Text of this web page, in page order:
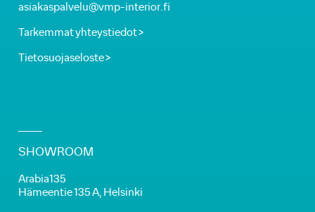
asiakaspalvelu@vmp-interior.fi
Tarkemmat yhteystiedot >
Tietosuojaseloste >
SHOWROOM
Arabia135
Hämeentie 135 A, Helsinki